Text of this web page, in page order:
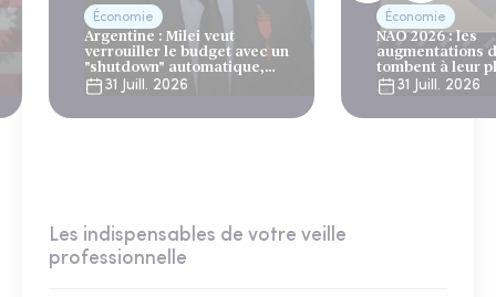
Économie
Argentine : Milei veut
verrouiller le budget avec un
"shutdown" automatique,
sous le regard bienveillant
du FMI
31 Juill. 2026
Économie
NAO 2026 : les
augmentations
tombent à leur
niveau depuis 4
31 Juill. 2026
Les indispensables de votre veille
professionnelle